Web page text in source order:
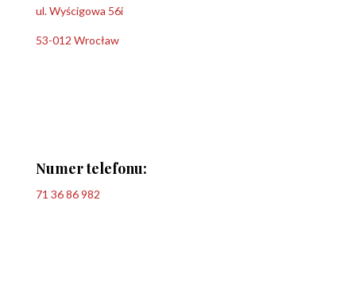
ul. Wyścigowa 56i
53-012 Wrocław
Numer telefonu:
71 36 86 982